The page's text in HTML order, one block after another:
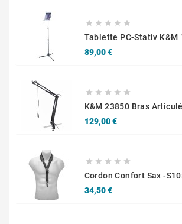
    
Tablette PC-Stativ K&M
89,00 €Prix
    
129,00 €Prix
    
34,50 €Prix